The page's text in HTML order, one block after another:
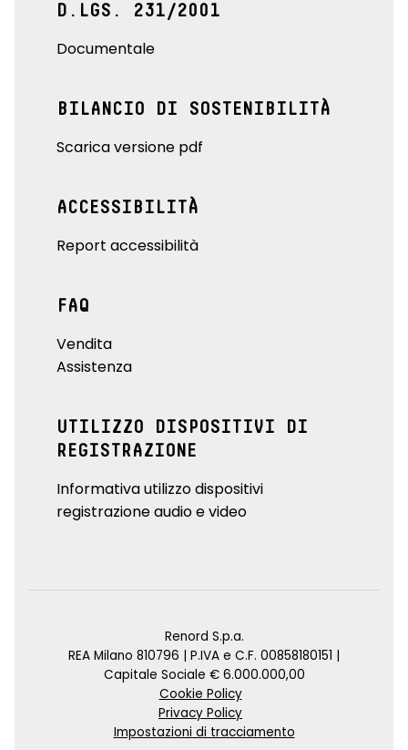
D.LGS. 231/2001
Documentale
BILANCIO DI SOSTENIBILITÀ
Scarica versione pdf
ACCESSIBILITÀ
Report accessibilità
FAQ
Vendita
Assistenza
UTILIZZO DISPOSITIVI DI
REGISTRAZIONE
Informativa utilizzo dispositivi
registrazione audio e video
Renord S.p.a.
REA Milano 810796 | P.IVA e C.F. 00858180151 |
Capitale Sociale € 6.000.000,00
Cookie Policy
Privacy Policy
Impostazioni di tracciamento